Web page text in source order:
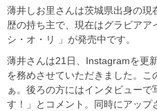
薄井しお里さんは茨城県出身の
歴の持ち主で、現在はグラビアア
シ・オ・リ 」が発売中です。
薄井さんは21日、Instagramを更
を務めさせていただきました。
ぁ。後ろの方にはインタビューで
す！」とコメント。同時にアップ